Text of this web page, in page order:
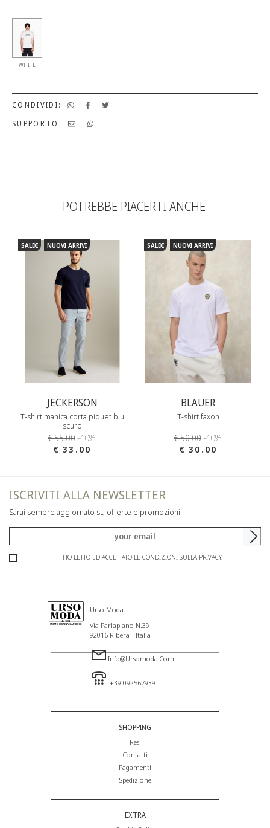
WHITE
CONDIVIDI:
SUPPORTO:
POTREBBE PIACERTI ANCHE:
SALDI NUOVI ARRIVI
JECKERSON
T-shirt manica corta piquet blu
scuro
€ 55.00-40%
€ 33.00
SALDI NUOVI ARRIVI
BLAUER
T-shirt faxon
€ 50.00-40%
€ 30.00
ISCRIVITI ALLA NEWSLETTER
Sarai sempre aggiornato su offerte e promozioni.
HO LETTO ED ACCETTATO LE CONDIZIONI SULLA PRIVACY.
Urso Moda
Via Parlapiano N.39
92016 Ribera - Italia
Info@ursomoda.com
+39 092567939
SHOPPING
Resi
Contatti
Pagamenti
Spedizione
EXTRA